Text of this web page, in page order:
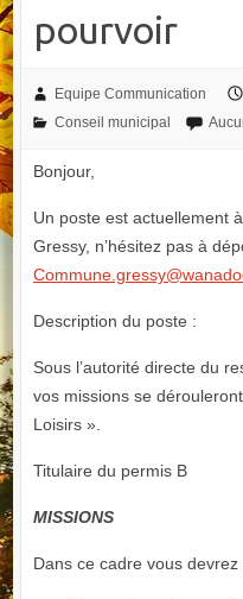
pourvoir
Equipe Communication
Conseil municipal
Bonjour,
Un poste est actuellement
Gressy, n’hésitez pas à
Description du poste :
Sous l’autorité directe du
vos missions se
Loisirs ».
Titulaire du permis B
MISSIONS
Dans ce cadre vous devrez